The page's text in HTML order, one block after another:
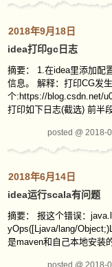
2018年9月18日
idea打印gc日志
摘要： 1.在idea里添加配
信息。 解释：打印CG发
个:https://blog.csdn.net/
打印如下日志(截选) 前半
posted @ 2018-
2018年6月14日
idea运行scala有问题
摘要： 报这个错误：
yOps([Ljava/lang/
是maven和自己本地安装
posted @ 2018-